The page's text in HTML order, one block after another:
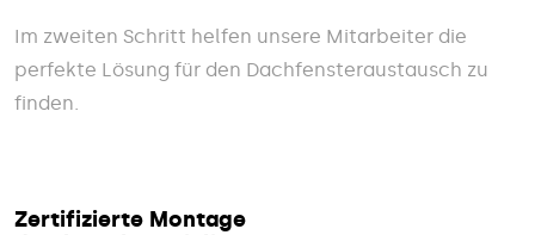
Im zweiten Schritt helfen unsere Mitarbeiter die
perfekte Lösung für den Dachfensteraustausch zu
finden.
Zertifizierte Montage